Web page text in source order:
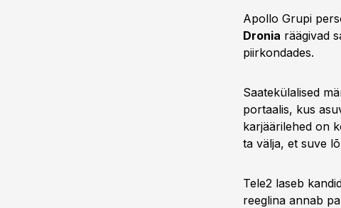
Apollo Grupi
Dronia räägivad
piirkondades.
Saatekülalised
portaalis, kus
karjäärilehed on
ta välja, et suve
Tele2 laseb
reeglina annab